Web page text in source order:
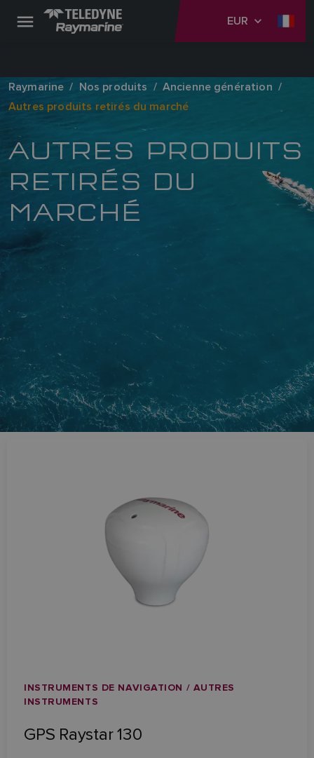
EUR
Raymarine Nos produits
Ancienne génération
Autres produits retirés du marché
AUTRES PRODUITS
RETIRÉS DU
MARCHÉ
INSTRUMENTS DE NAVIGATION / AUTRES
INSTRUMENTS
GPS Raystar 130